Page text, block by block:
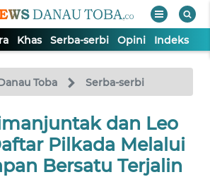
Khas Serba-serbi Opini Indeks
Toba Serba-serbi
dan Leo
Pilkada Melalui
Bersatu Terjalin